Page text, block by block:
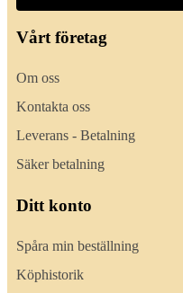
Vårt företag
Om oss
Kontakta oss
Leverans - Betalning
Säker betalning
Ditt konto
Spåra min beställning
Köphistorik